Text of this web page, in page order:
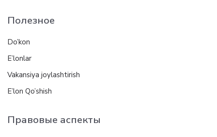
Полезное
Do’kon
E’lonlar
Vakansiya joylashtirish
E’lon Qo’shish
Правовые аспекты